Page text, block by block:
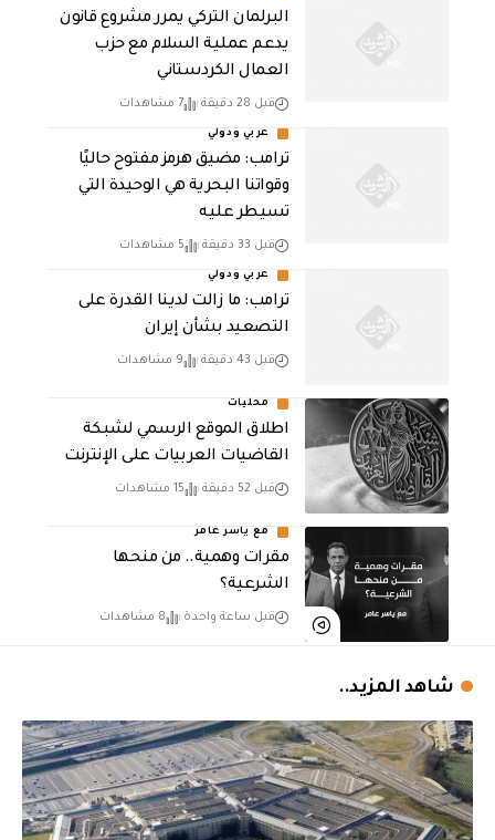
‏البرلمان التركي يمرر مشروع قانون
يدعم عملية السلام مع حزب
العمال الكردستاني
قبل 28 دقيقة 7 مشاهدات
عربي ودولي
ترامب: مضيق هرمز مفتوح حاليًا
وقواتنا البحرية هي الوحيدة التي
تسيطر عليه
قبل 33 دقيقة 5 مشاهدات
عربي ودولي
ترامب: ما زالت لدينا القدرة على
التصعيد بشأن إيران
قبل 43 دقيقة 9 مشاهدات
محليات
اطلاق الموقع الرسمي لشبكة
القاضيات العربيات على الإنترنت
قبل 52 دقيقة 15 مشاهدات
مع ياسر عامر
مقرات وهمية.. من منحها
الشرعية؟
قبل ساعة واحدة 8 مشاهدات
شاهد المزيد..